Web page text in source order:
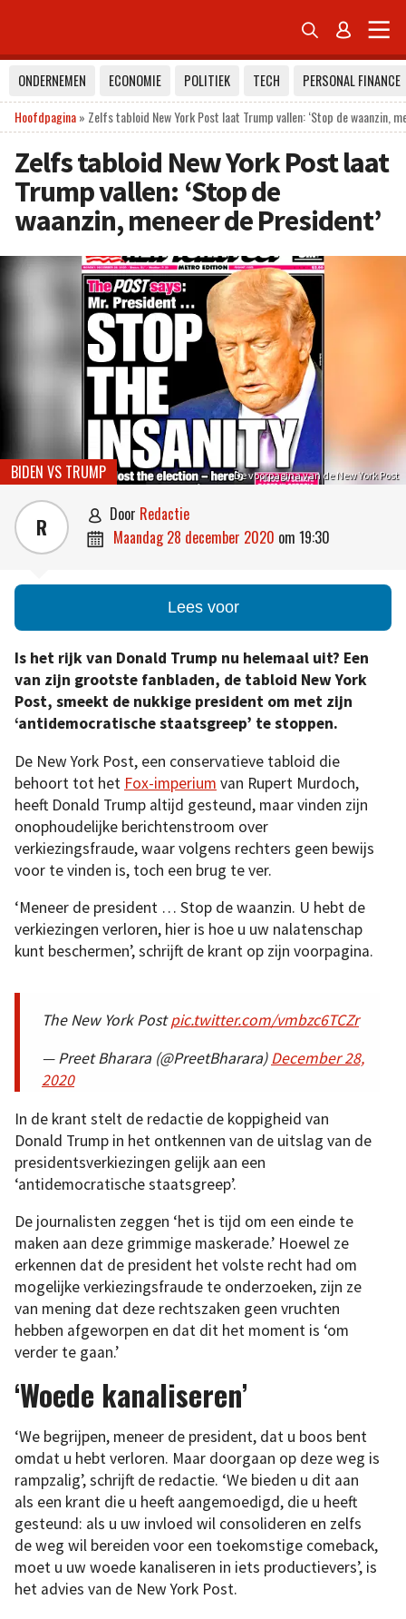
 
ONDERNEMEN ECONOMIE POLITIEK TECH
PERSONAL FINANCE
Hoofdpagina» Zelfs tabloid New York Post laat Trump vallen: ‘Stop de waanzin,
Zelfs tabloid New York Post laat
Trump vallen: ‘Stop de
waanzin, meneer de President’
De voorpagina van de New York Post
BIDEN VS TRUMP
R  door Redactie
 maandag 28 december 2020 om 19:30
Lees voor
Is het rijk van Donald Trump nu helemaal uit? Een
van zijn grootste fanbladen, de tabloid New York
Post, smeekt de nukkige president om met zijn
‘antidemocratische staatsgreep’ te stoppen.
De New York Post, een conservatieve tabloid die
behoort tot het Fox-imperium van Rupert Murdoch,
heeft Donald Trump altijd gesteund, maar vinden zijn
onophoudelijke berichtenstroom over
verkiezingsfraude, waar volgens rechters geen bewijs
voor te vinden is, toch een brug te ver.
‘Meneer de president … Stop de waanzin. U hebt de
verkiezingen verloren, hier is hoe u uw nalatenschap
kunt beschermen’, schrijft de krant op zijn voorpagina.
The New York Postpic.twitter.com/vmbzc6TCZr
— Preet Bharara (@PreetBharara)December 28,
2020
In de krant stelt de redactie de koppigheid van
Donald Trump in het ontkennen van de uitslag van de
presidentsverkiezingen gelijk aan een
‘antidemocratische staatsgreep’.
De journalisten zeggen ‘het is tijd om een ​​einde te
maken aan deze grimmige maskerade.’ Hoewel ze
erkennen dat de president het volste recht had om
mogelijke verkiezingsfraude te onderzoeken, zijn ze
van mening dat deze rechtszaken geen vruchten
hebben afgeworpen en dat dit het moment is ‘om
verder te gaan.’
‘Woede kanaliseren’
‘We begrijpen, meneer de president, dat u boos bent
omdat u hebt verloren. Maar doorgaan op deze weg is
rampzalig’, schrijft de redactie. ‘We bieden u dit aan
als een krant die u heeft aangemoedigd, die u heeft
gesteund: als u uw invloed wil consolideren en zelfs
de weg wil bereiden voor een toekomstige comeback,
moet u uw woede kanaliseren in iets productievers’, is
het advies van de New York Post.